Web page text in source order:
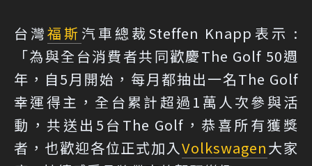
台灣福斯 汽車總裁Steffen Knapp表示 :
「為與全台消費者共同歡慶The Golf 50週
年，自5月開始，每月都抽出一名The Golf
幸運得主，全台累計超過1萬人次參與活
動，共送出5台The Golf，恭喜所有獲獎
者，也歡迎各位正式加入Volkswagen大家